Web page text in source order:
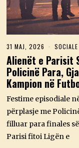
31 MAJ, 2026
1
M
A
,
2
0
2
6
SOCIALE
Alienët e Parisit
Policinë Para,
Kampion në
Festime episodiale
përplasje me
filluar para finales
Parisi fitoi Ligën e